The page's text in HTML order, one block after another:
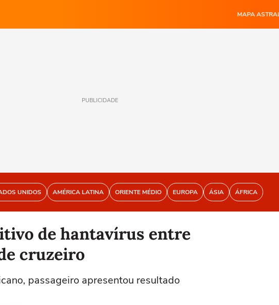
MAPA
PUBLICIDADE
UNIDOS AMÉRICA LATINA ORIENTE MÉDIO EUROPA ÁSIA ÁFRICA
de hantavírus entre
cruzeiro
passageiro apresentou resultado